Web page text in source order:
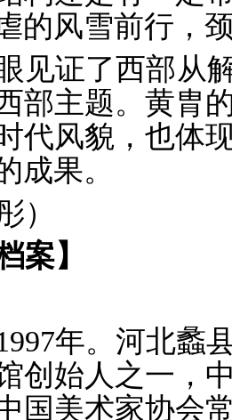
的风雪前行，
见证了西部从
部主题。黄胄
代风貌，也体
成果。
）
案】
年。河北蠡
创始人之一，
国美术家协会